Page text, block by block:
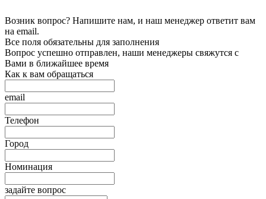
Возник вопрос? Напишите нам, и наш менеджер ответит вам
на email.
Все поля обязательны для заполнения
Вопрос успешно отправлен, наши менеджеры свяжутся с
Вами в ближайшее время
Как к вам обращаться
email
Телефон
Город
Номинация
задайте вопрос